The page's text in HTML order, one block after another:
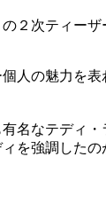
次ティーザ
人の魅力を
名なテディ
を強調したの